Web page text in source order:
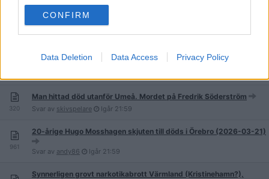
CONFIRM
Data Deletion Data Access Privacy Policy
Fyra svenskar från Göteborg knivrånade en norrman i Gdansk -
Polen (2026-05-11)
Kvinna knivskars till döds på Lugna gatan i Malmö. Mordet på
Carina Månsson (2012-02-17)
320
Man hittad död utanför Umeå. Mordet på Fredrik Söderström
Svar av skivspelare Igår 21:59
961
20-årige Hugo Mosshagen skjuten till döds i Örebro (2026-03-21)
Svar av andy86 Igår 21:59
Synnerligen grovt narkotikabrott Värmland (Kristinehamn?),